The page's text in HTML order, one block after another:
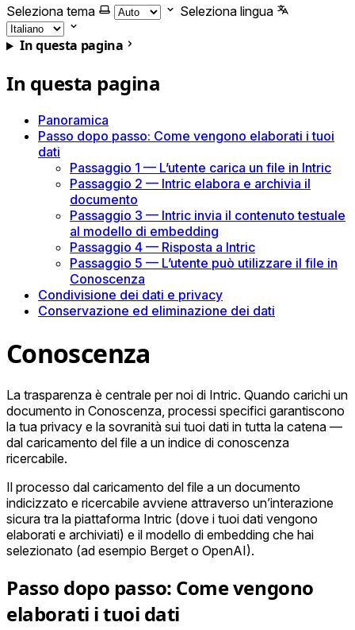
Seleziona tema Seleziona lingua
In questa pagina
In questa pagina
Panoramica
Passo dopo passo: Come vengono elaborati i tuoi
dati
Passaggio 1 — L’utente carica un file in Intric
Passaggio 2 — Intric elabora e archivia il
documento
Passaggio 3 — Intric invia il contenuto testuale
al modello di embedding
Passaggio 4 — Risposta a Intric
Passaggio 5 — L’utente può utilizzare il file in
Conoscenza
Condivisione dei dati e privacy
Conservazione ed eliminazione dei dati
Conoscenza
La trasparenza è centrale per noi di Intric. Quando carichi un
documento in Conoscenza, processi specifici garantiscono
la tua privacy e la sovranità sui tuoi dati in tutta la catena —
dal caricamento del file a un indice di conoscenza
ricercabile.
Il processo dal caricamento del file a un documento
indicizzato e ricercabile avviene attraverso un’interazione
sicura tra la piattaforma Intric (dove i tuoi dati vengono
elaborati e archiviati) e il modello di embedding che hai
selezionato (ad esempio Berget o OpenAI).
Passo dopo passo: Come vengono
elaborati i tuoi dati